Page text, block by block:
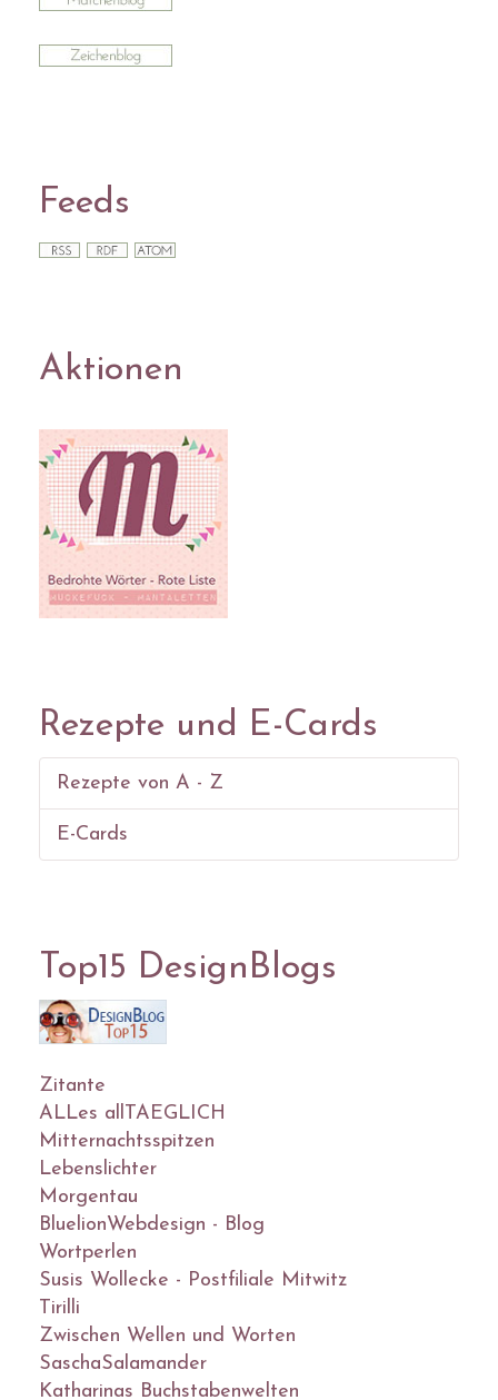
Feeds
Aktionen
Rezepte und E-Cards
Rezepte von A - Z
E-Cards
Top15 DesignBlogs
Zitante
ALLes allTAEGLICH
Mitternachtsspitzen
Lebenslichter
Morgentau
BluelionWebdesign - Blog
Wortperlen
Susis Wollecke - Postfiliale Mitwitz
Tirilli
Zwischen Wellen und Worten
SaschaSalamander
Katharinas Buchstabenwelten